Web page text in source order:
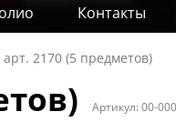
Контакты
2170 (5 предметов)
Артикул:00-